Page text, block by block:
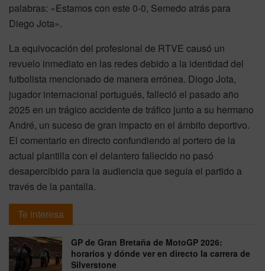
palabras: «Estamos con este 0-0, Semedo atrás para
Diego Jota».
La equivocación del profesional de RTVE causó un
revuelo inmediato en las redes debido a la identidad del
futbolista mencionado de manera errónea. Diogo Jota,
jugador internacional portugués, falleció el pasado año
2025 en un trágico accidente de tráfico junto a su hermano
André, un suceso de gran impacto en el ámbito deportivo.
El comentario en directo confundiendo al portero de la
actual plantilla con el delantero fallecido no pasó
desapercibido para la audiencia que seguía el partido a
través de la pantalla.
Te interesa
GP de Gran Bretaña de MotoGP 2026:
horarios y dónde ver en directo la carrera de
Silverstone